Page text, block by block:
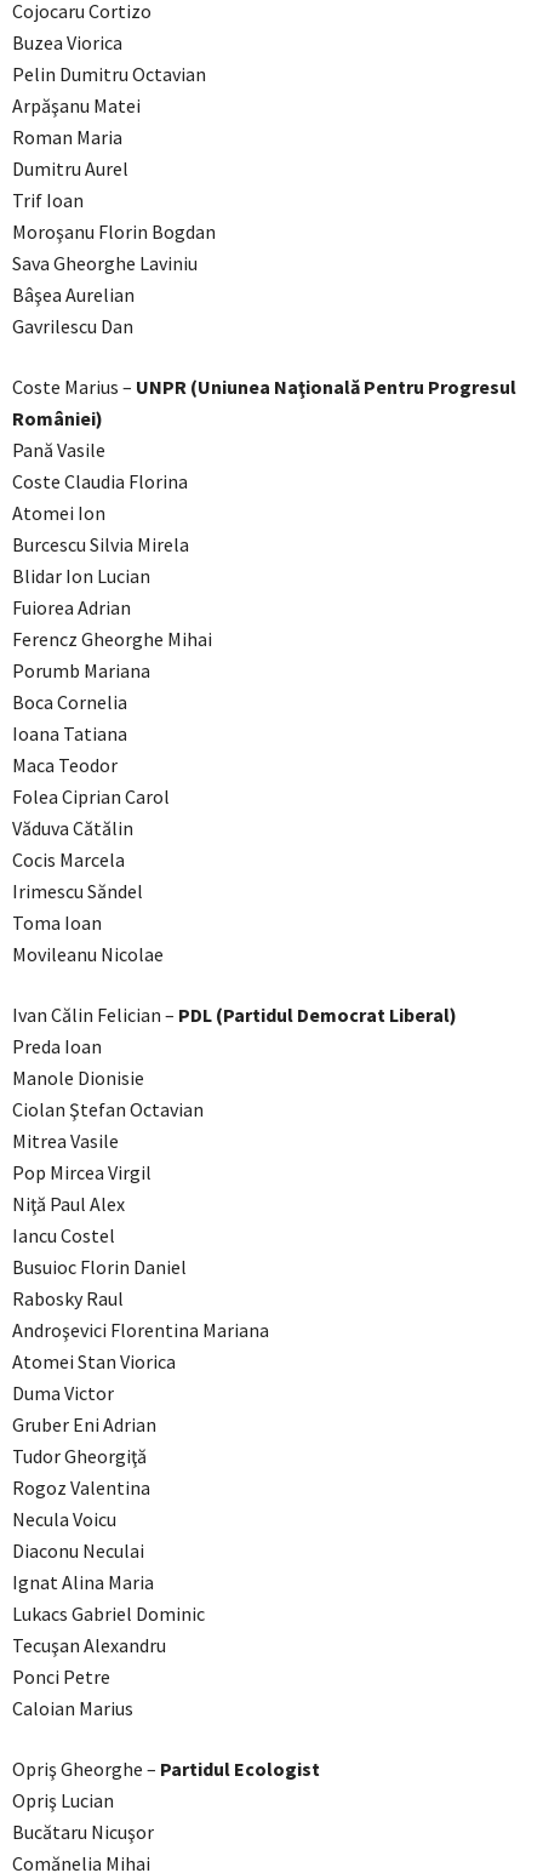
Cojocaru Cortizo
Buzea Viorica
Pelin Dumitru Octavian
Arpăşanu Matei
Roman Maria
Dumitru Aurel
Trif Ioan
Moroşanu Florin Bogdan
Sava Gheorghe Laviniu
Bâşea Aurelian
Gavrilescu Dan
Coste Marius – UNPR (Uniunea Naţională Pentru Progresul
României)
Pană Vasile
Coste Claudia Florina
Atomei Ion
Burcescu Silvia Mirela
Blidar Ion Lucian
Fuiorea Adrian
Ferencz Gheorghe Mihai
Porumb Mariana
Boca Cornelia
Ioana Tatiana
Maca Teodor
Folea Ciprian Carol
Văduva Cătălin
Cocis Marcela
Irimescu Săndel
Toma Ioan
Movileanu Nicolae
Ivan Călin Felician – PDL (Partidul Democrat Liberal)
Preda Ioan
Manole Dionisie
Ciolan Ştefan Octavian
Mitrea Vasile
Pop Mircea Virgil
Niţă Paul Alex
Iancu Costel
Busuioc Florin Daniel
Rabosky Raul
Androşevici Florentina Mariana
Atomei Stan Viorica
Duma Victor
Gruber Eni Adrian
Tudor Gheorgiţă
Rogoz Valentina
Necula Voicu
Diaconu Neculai
Ignat Alina Maria
Lukacs Gabriel Dominic
Tecuşan Alexandru
Ponci Petre
Caloian Marius
Opriş Gheorghe – Partidul Ecologist
Opriş Lucian
Bucătaru Nicuşor
Comănelia Mihai